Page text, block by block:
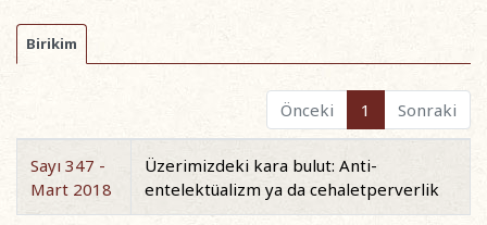
Birikim
Önceki 1 Sonraki
Sayı 347 -
Mart 2018
Üzerimizdeki kara bulut: Anti-
entelektüalizm ya da cehaletperverlik